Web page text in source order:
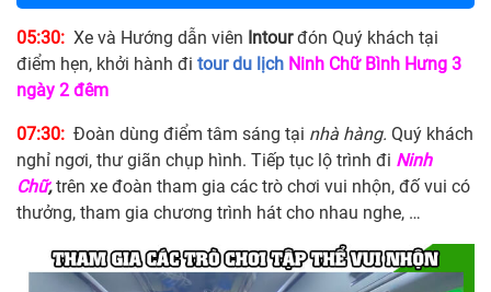
05:30: Xe và Hướng dẫn viên Intour đón Quý khách tại
điểm hẹn, khởi hành đi tour du lịch Ninh Chữ Bình Hưng 3
ngày 2 đêm
07:30: Đoàn dùng điểm tâm sáng tại nhà hàng. Quý khách
nghỉ ngơi, thư giãn chụp hình. Tiếp tục lộ trình đi Ninh
Chữ,trên xe đoàn tham gia các trò chơi vui nhộn, đố vui có
thưởng, tham gia chương trình hát cho nhau nghe, …